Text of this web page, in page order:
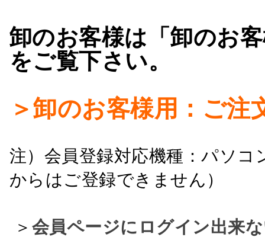
卸のお客様は「卸のお
をご覧下さい。
＞卸のお客様用：ご注
注）会員登録対応機種：パソ
からはご登録できません）
＞ 会員ページにログイン出来